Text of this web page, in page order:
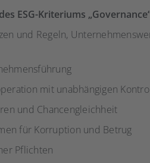
ESG-Kriteriums
und Regeln,
mit unabhängigen
und Chancengleichheit
für Korruption und Betrug
Pflichten